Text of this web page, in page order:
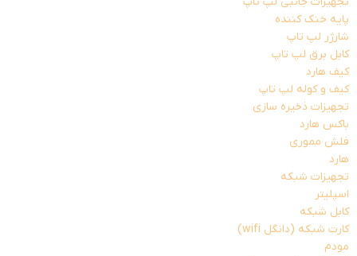
پایه خنک کننده
شارژر لپ تاپ
کابل برق لپ تاپ
کیف هارد
کیف و کوله لپ تاپ
تجهیزات ذخیره سازی
باکس هارد
فلش مموری
هارد
تجهیزات شبکه
اسپلیتر
کابل شبکه
کارت شبکه (دانگل wifi)
مودم